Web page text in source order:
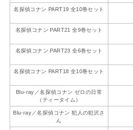
名探偵コナン PART19 全10巻セット
名探偵コナン PART21 全9巻セット
名探偵コナン PART23 全6巻セット
名探偵コナン PART18 全10巻セット
Blu-ray／名探偵コナン ゼロの日常
（ティータイム）
Blu-ray／名探偵コナン 犯人の犯沢さ
ん